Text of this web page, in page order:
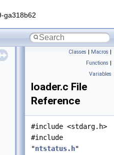
ga318b62
Classes | Macros |
Functions |
Variables
loader.c File
Reference
#include <stdarg.h>
#include
"ntstatus.h"